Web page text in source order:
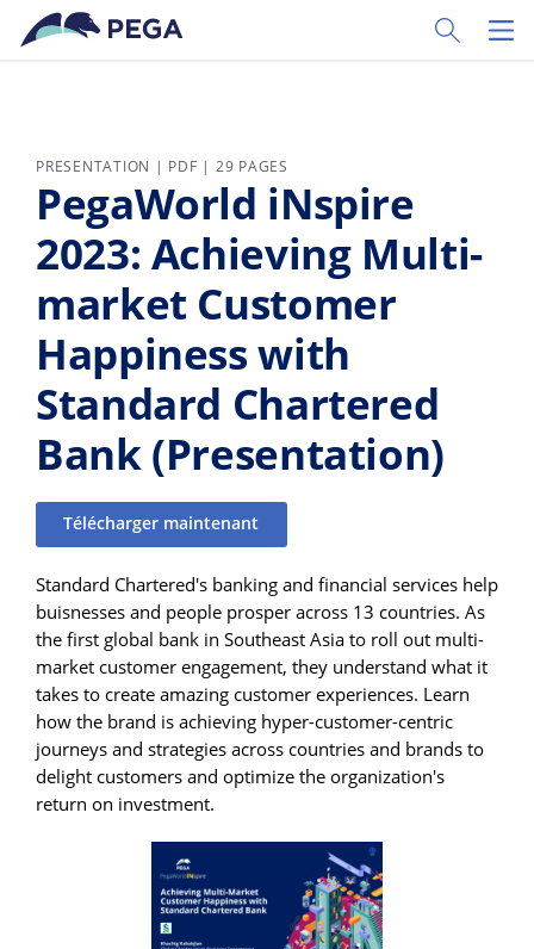
Passer directement au contenu principal
Toggle
PRESENTATION | PDF | 29 PAGES
PegaWorld iNspire
2023: Achieving Multi-
market Customer
Happiness with
Standard Chartered
Bank (Presentation)
Télécharger maintenant
Standard Chartered's banking and financial services help
buisnesses and people prosper across 13 countries. As
the first global bank in Southeast Asia to roll out multi-
market customer engagement, they understand what it
takes to create amazing customer experiences. Learn
how the brand is achieving hyper-customer-centric
journeys and strategies across countries and brands to
delight customers and optimize the organization's
return on investment.